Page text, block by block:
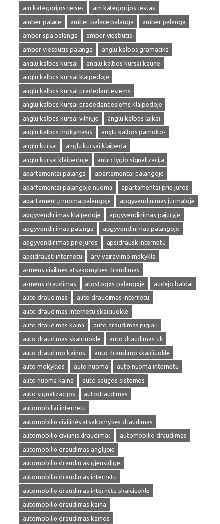
am kategorijos teises
am kategorijos testas
amber palace
amber palace palanga
amber palanga
amber spa palanga
amber viesbutis
amber viesbutis palanga
anglu kalbos gramatika
anglu kalbos kursai
anglu kalbos kursai kaune
anglu kalbos kursai klaipedoje
anglu kalbos kursai pradedantiesiems
anglu kalbos kursai pradedantiesiems klaipedoje
anglu kalbos kursai vilniuje
anglu kalbos laikai
anglu kalbos mokymasis
anglu kalbos pamokos
anglu kursai
anglu kursai klaipeda
anglu kursai klaipedoje
antro lygio signalizacija
apartamentai palanga
apartamentai palangoje
apartamentai palangoje nuoma
apartamentai prie juros
apartamentų nuoma palangoje
apgyvendinimas jurmaloje
apgyvendinimas klaipedoje
apgyvendinimas pajuryje
apgyvendinimas palanga
apgyvendinimas palangoje
apgyvendinimas prie juros
apsidrausk internetu
apsidrausti internetu
arv vairavimo mokykla
asmens civilinės atsakomybės draudimas
asmens draudimas
atostogos palangoje
audėjo baldai
auto draudimas
auto draudimas internetu
auto draudimas internetu skaiciuokle
auto draudimas kaina
auto draudimas pigiau
auto draudimas skaiciuokle
auto draudimas uk
auto draudimo kainos
auto draudimo skaičiuoklė
auto mokyklos
auto nuoma
auto nuoma internetu
auto nuoma kaina
auto saugos sistemos
auto signalizacijos
autodraudimas
automobiliai internetu
automobilio civilinės atsakomybės draudimas
automobilio civilinis draudimas
automobilio draudimas
automobilio draudimas anglijoje
automobilio draudimas gjensidige
automobilio draudimas internetu
automobilio draudimas internetu skaiciuokle
automobilio draudimas kaina
automobilio draudimas kainos